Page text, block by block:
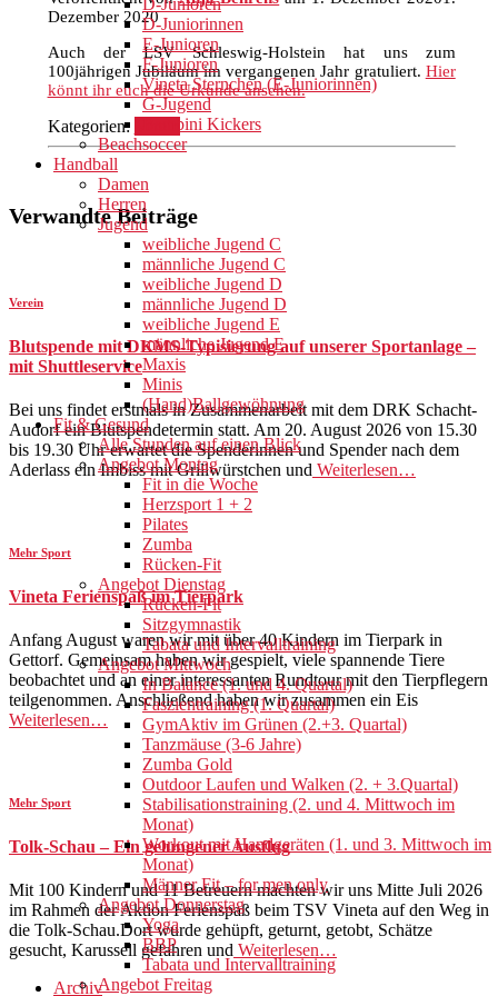
D-Junioren
D-Juniorinnen
E-Junioren
F-Junioren
Vineta Sternchen (E-Juniorinnen)
G-Jugend
Bambini Kickers
Beachsoccer
Handball
Damen
Herren
Jugend
weibliche Jugend C
männliche Jugend C
weibliche Jugend D
männliche Jugend D
weibliche Jugend E
männliche Jugend E
Maxis
Minis
(Hand)Ballgewöhnung
Fit & Gesund
Alle Stunden auf einen Blick
Angebot Montag
Fit in die Woche
Herzsport 1 + 2
Pilates
Zumba
Rücken-Fit
Angebot Dienstag
Rücken-Fit
Sitzgymnastik
Tabata und Intervalltraining
Angebot Mittwoch
In Balance (1. und 4. Quartal)
Faszientraining (1. Quartal)
GymAktiv im Grünen (2.+3. Quartal)
Tanzmäuse (3-6 Jahre)
Zumba Gold
Outdoor Laufen und Walken (2. + 3.Quartal)
Stabilisationstraining (2. und 4. Mittwoch im
Monat)
Workout mit Handgeräten (1. und 3. Mittwoch im
Monat)
Männer Fit – for men only
Angebot Donnerstag
Yoga
BBP
Tabata und Intervalltraining
Angebot Freitag
Dezember 2020
Auch der LSV Schleswig-Holstein hat uns zum
100jährigen Jubiläum im vergangenen Jahr gratuliert. Hier
könnt ihr euch die Urkunde ansehen.
Kategorien:
Verwandte Beiträge
Verein
Blutspende mit DKMS-Typisierung auf unserer Sportanlage –
mit Shuttleservice
Bei uns findet erstmals in Zusammenarbeit mit dem DRK Schacht-
Audorf ein Blutspendetermin statt. Am 20. August 2026 von 15.30
bis 19.30 Uhr erwartet die Spenderinnen und Spender nach dem
Aderlass ein Imbiss mit Grillwürstchen und Weiterlesen…
Mehr Sport
Vineta Ferienspaß im Tierpark
Anfang August waren wir mit über 40 Kindern im Tierpark in
Gettorf. Gemeinsam haben wir gespielt, viele spannende Tiere
beobachtet und an einer interessanten Rundtour mit den Tierpflegern
teilgenommen. Anschließend haben wir zusammen ein Eis
Weiterlesen…
Mehr Sport
Tolk-Schau – Ein gelungener Ausflug
Mit 100 Kindern und 11 Betreuern machten wir uns Mitte Juli 2026
im Rahmen der Aktion Ferienspaß beim TSV Vineta auf den Weg in
die Tolk-Schau.Dort wurde gehüpft, geturnt, getobt, Schätze
gesucht, Karussell gefahren und Weiterlesen…
Archiv